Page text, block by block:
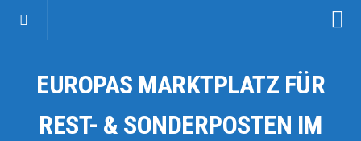
Kategorien
Auto & Motorrad
EUROPAS MARKTPLATZ FÜR
REST- & SONDERPOSTEN IM